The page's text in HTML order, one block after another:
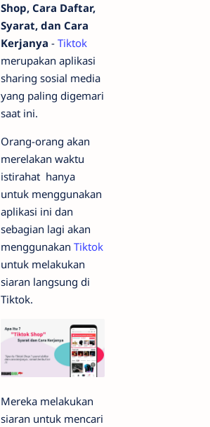
Shop, Cara Daftar,
Syarat, dan Cara
Kerjanya - Tiktok
merupakan aplikasi
sharing sosial media
yang paling digemari
saat ini.
Orang-orang akan
merelakan waktu
istirahat hanya
untuk menggunakan
aplikasi ini dan
sebagian lagi akan
menggunakan Tiktok
untuk melakukan
siaran langsung di
Tiktok.
Mereka melakukan
siaran untuk mencari